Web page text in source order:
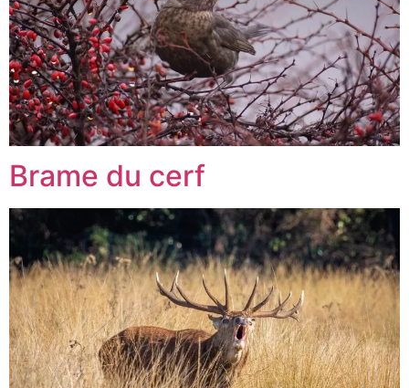
Brame du cerf